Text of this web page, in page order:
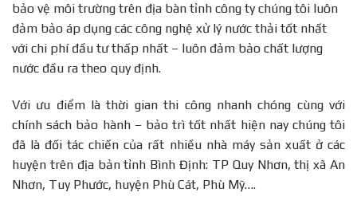
bảo vệ môi trường trên địa bàn tỉnh công ty chúng tôi luôn
đảm bảo áp dụng các công nghệ xử lý nước thải tốt nhất
với chi phí đầu tư thấp nhất – luôn đảm bảo chất lượng
nước đầu ra theo quy định.
Với ưu điểm là thời gian thi công nhanh chóng cùng với
chính sách bảo hành – bảo trì tốt nhất hiện nay chúng tôi
đã là đối tác chiến của rất nhiều nhà máy sản xuất ở các
huyện trên địa bản tỉnh Bình Định: TP Quy Nhơn, thị xã An
Nhơn, Tuy Phước, huyện Phù Cát, Phù Mỹ….